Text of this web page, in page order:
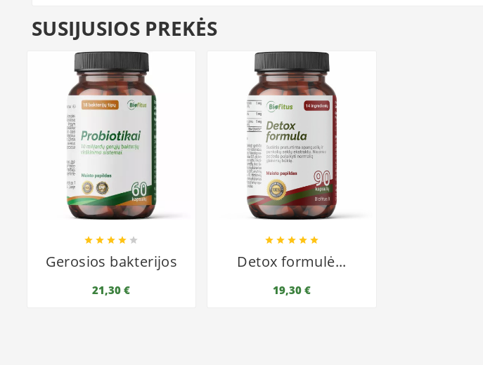
SUSIJUSIOS PREKĖS
    
Gerosios bakterijos
21,30 €
    
Detox formulė...
19,30 €